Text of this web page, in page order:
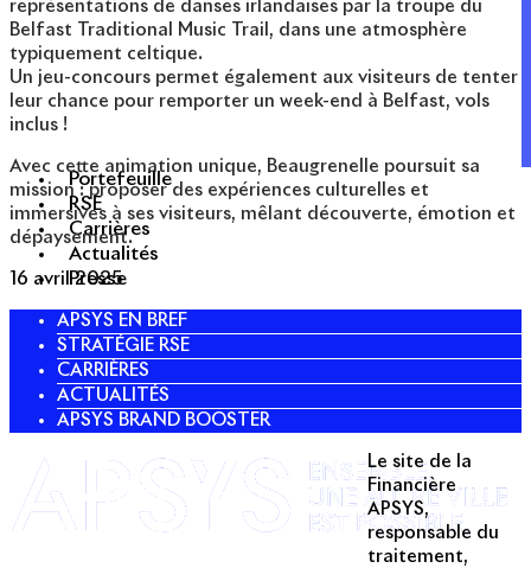
Portefeuille
RSE
Carrières
Actualités
Presse
représentations de danses irlandaises par la troupe du
Belfast Traditional Music Trail, dans une atmosphère
typiquement celtique.
Un jeu-concours permet également aux visiteurs de tenter
leur chance pour remporter un week-end à Belfast, vols
inclus !
Avec cette animation unique, Beaugrenelle poursuit sa
mission : proposer des expériences culturelles et
immersives à ses visiteurs, mêlant découverte, émotion et
dépaysement.
16 avril 2025
APSYS EN BREF
STRATÉGIE RSE
CARRIÈRES
ACTUALITÉS
APSYS BRAND BOOSTER
Twitter
Linkedin
Le site de la
Financière
APSYS,
responsable du
traitement,